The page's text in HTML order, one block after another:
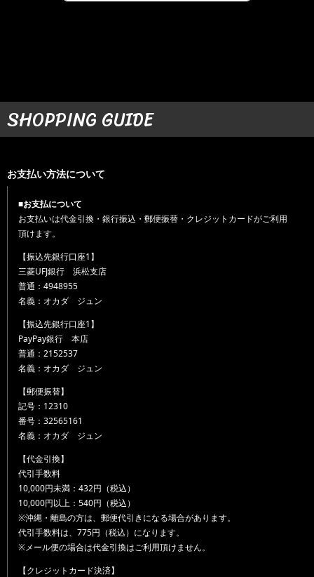
SHOPPING GUIDE
お支払い方法について
■お支払について
お支払いは代金引換・銀行振込・郵便振替・クレジットカードがご利用
頂けます。
【振込先銀行口座1】
三菱UFJ銀行 浜松支店
普通：4948955
名義：オカダ ジュン
【振込先銀行口座1】
PayPay銀行 本店
普通：2152537
名義：オカダ ジュン
【郵便振替】
記号：12310
番号：32565161
名義：オカダ ジュン
【代金引換】
代引手数料
10,000円未満：432円（税込）
10,000円以上：540円（税込）
※沖縄・離島の方は、郵便代引きになる場合があります。
代引手数料は、775円（税込）になります。
※メール便の場合は代金引換はご利用頂けません。
【クレジットカード決済】